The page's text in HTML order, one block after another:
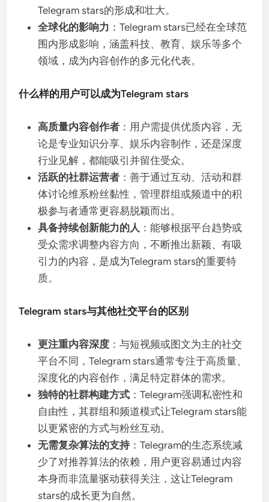
Telegram stars的形成和壮大。
全球化的影响力 ：Telegram stars已经在全球范
围内形成影响，涵盖科技、教育、娱乐等多个
领域，成为内容创作的多元化代表。
什么样的用户可以成为Telegram stars
高质量内容创作者 ：用户需提供优质内容，无
论是专业知识分享、娱乐内容制作，还是深度
行业见解，都能吸引并留住受众。
活跃的社群运营者 ：善于通过互动、活动和群
体讨论维系粉丝黏性，管理群组或频道中的积
极参与者通常更容易脱颖而出。
具备持续创新能力的人 ：能够根据平台趋势或
受众需求调整内容方向，不断推出新颖、有吸
引力的内容，是成为Telegram stars的重要特
质。
Telegram stars与其他社交平台的区别
更注重内容深度 ：与短视频或图文为主的社交
平台不同，Telegram stars通常专注于高质量、
深度化的内容创作，满足特定群体的需求。
独特的社群构建方式 ：Telegram强调私密性和
自由性，其群组和频道模式让Telegram stars能
以更紧密的方式与粉丝互动。
无需复杂算法的支持：Telegram的生态系统减
少了对推荐算法的依赖，用户更容易通过内容
本身而非流量驱动获得关注，这让Telegram
stars的成长更为自然。